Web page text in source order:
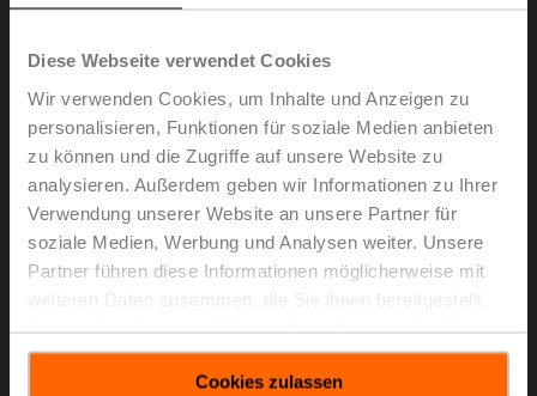
Diese Webseite verwendet Cookies
Wir verwenden Cookies, um Inhalte und Anzeigen zu
personalisieren, Funktionen für soziale Medien anbieten
zu können und die Zugriffe auf unsere Website zu
analysieren. Außerdem geben wir Informationen zu Ihrer
Verwendung unserer Website an unsere Partner für
soziale Medien, Werbung und Analysen weiter. Unsere
Partner führen diese Informationen möglicherweise mit
gesammelt haben.
Cookies zulassen
Und der 100-millionste Belimo-Antrieb
geht an ...
Feiern Sie mit uns die Übergabe unseres 100-
millionsten Antriebs. Der Antrieb wurde Darryl Boyce,
dem Präsidenten von ASHRAE, von James Furlong und
Lars van der Haegen von Belimo zur Installation im
überreicht.
Erfahren Sie mehr